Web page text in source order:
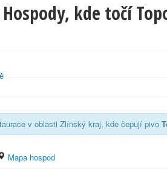
kde točí
v oblasti Zlínský kraj, kde čepují pivo
Mapa hospod